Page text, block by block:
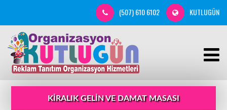
(507) 610 6102 KUTLUGÜN
KIRALIK GELIN VE DAMAT MASASI